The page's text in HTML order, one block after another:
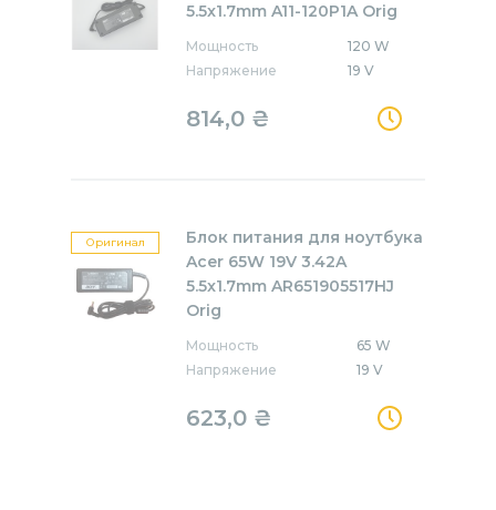
5.5x1.7mm A11-120P1A Orig
Мощность
120 W
Напряжение
19 V
814,0 ₴
Оригинал
Блок питания для ноутбука
Acer 65W 19V 3.42A
5.5x1.7mm AR651905517HJ
Orig
Мощность
65 W
Напряжение
19 V
623,0 ₴